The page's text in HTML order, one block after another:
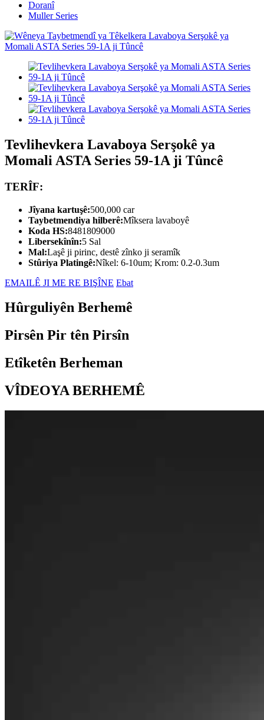
Doranî
Muller Series
Tevlihevkera Lavaboya Serşokê ya
Momali ASTA Series 59-1A ji Tûncê
TERÎF:
Jîyana kartuşê:500,000 car
Taybetmendiya hilberê:Mîksera lavaboyê
Koda HS:8481809000
Libersekînîn:5 Sal
Mal:Laşê ji pirinc, destê zînko ji seramîk
Stûriya Platingê:Nîkel: 6-10um; Krom: 0.2-0.3um
EMAILÊ JI ME RE BIŞÎNE Ebat
Hûrguliyên Berhemê
Pirsên Pir tên Pirsîn
Etîketên Berheman
VÎDEOYA BERHEMÊ